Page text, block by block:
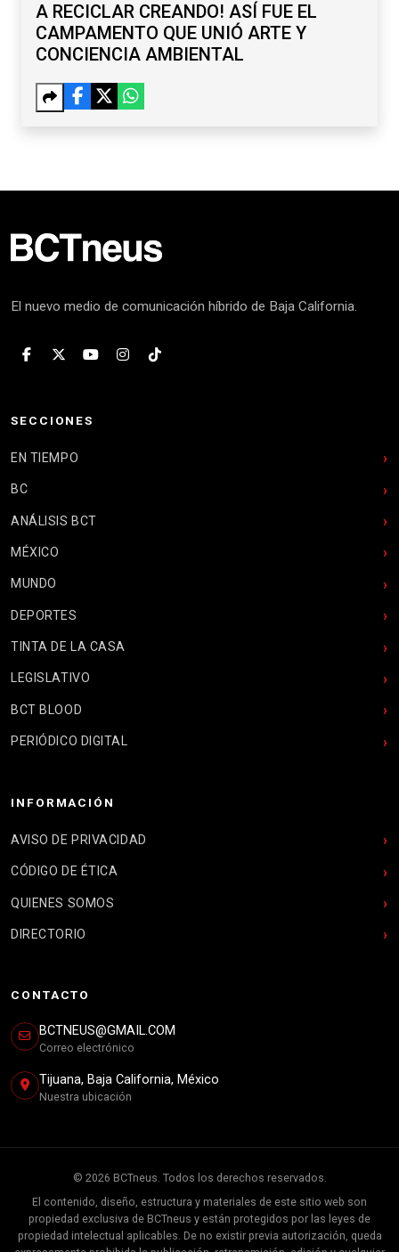
A RECICLAR CREANDO! ASÍ FUE EL
CAMPAMENTO QUE UNIÓ ARTE Y
CONCIENCIA AMBIENTAL
El nuevo medio de comunicación híbrido de Baja California.
SECCIONES
EN TIEMPO
BC
ANÁLISIS BCT
MÉXICO
MUNDO
DEPORTES
TINTA DE LA CASA
LEGISLATIVO
BCT BLOOD
PERIÓDICO DIGITAL
INFORMACIÓN
AVISO DE PRIVACIDAD
CÓDIGO DE ÉTICA
QUIENES SOMOS
DIRECTORIO
CONTACTO
BCTNEUS@GMAIL.COM
Correo electrónico
Tijuana, Baja California, México
Nuestra ubicación
© 2026 BCTneus. Todos los derechos reservados.
El contenido, diseño, estructura y materiales de este sitio web son
propiedad exclusiva de BCTneus y están protegidos por las leyes de
propiedad intelectual aplicables. De no existir previa autorización, queda